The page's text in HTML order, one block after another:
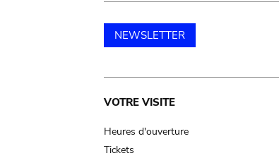
NEWSLETTER
Main
navigation
VOTRE VISITE
Heures d'ouverture
Tickets